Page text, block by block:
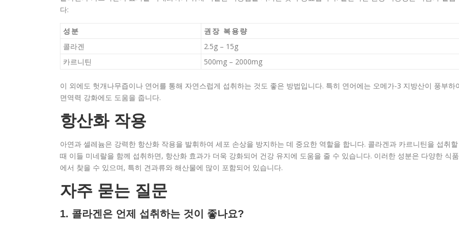
다:
성분
권장 복용량
콜라겐
2.5g – 15g
카르니틴
500mg – 2000mg
이 외에도 헛개나무즙이나 연어를 통해 자연스럽게 섭취하는 것도 좋은 방법입니다. 특히 연어에는 오메가-3 지방산이 풍부하
면역력 강화에도 도움을 줍니다.
항산화 작용
아연과 셀레늄은 강력한 항산화 작용을 발휘하여 세포 손상을 방지하는 데 중요한 역할을 합니다. 콜라겐과 카르니틴을 섭취할
때 이들 미네랄을 함께 섭취하면, 항산화 효과가 더욱 강화되어 건강 유지에 도움을 줄 수 있습니다. 이러한 성분은 다양한 식품
에서 찾을 수 있으며, 특히 견과류와 해산물에 많이 포함되어 있습니다.
자주 묻는 질문
1. 콜라겐은 언제 섭취하는 것이 좋나요?